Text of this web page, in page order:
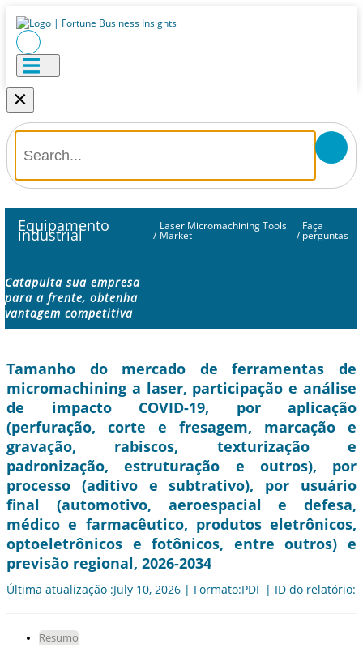
×
Equipamento
industrial /
Laser Micromachining Tools
Market /
Faça
perguntas
Catapulta sua empresa
para a frente, obtenha
vantagem competitiva
Tamanho do mercado de ferramentas de
micromachining a laser, participação e análise
de impacto COVID-19, por aplicação
(perfuração, corte e fresagem, marcação e
gravação, rabiscos, texturização e
padronização, estruturação e outros), por
processo (aditivo e subtrativo), por usuário
final (automotivo, aeroespacial e defesa,
médico e farmacêutico, produtos eletrônicos,
optoeletrônicos e fotônicos, entre outros) e
previsão regional, 2026-2034
Última atualização :July 10, 2026 | Formato:PDF | ID do relatório:
Resumo